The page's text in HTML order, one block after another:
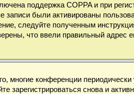
поддержка COPPA и при
были активированы
следуйте полученным
что ввели правильный адрес
многие конференции
снова и